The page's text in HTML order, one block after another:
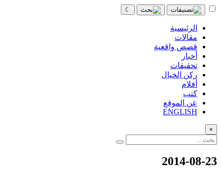
☾
الرئيسية
مقالات
قصص واقعية
أخبار
تحقيقات
ركن الخيال
أفلام
كتب
عن الموقع
ENGLISH
×
2014-08-23